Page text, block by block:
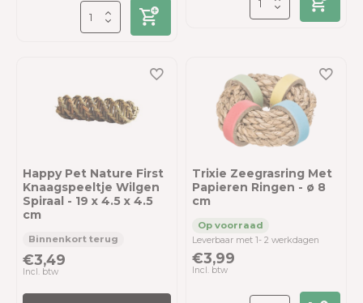
Happy Pet Nature First
Knaagspeeltje Wilgen
Spiraal - 19 x 4.5 x 4.5
cm
€3,49
Incl. btw
Trixie Zeegrasring Met
Papieren Ringen - ø 8
cm
Leverbaar met 1- 2 werkdagen
€3,99
Incl. btw